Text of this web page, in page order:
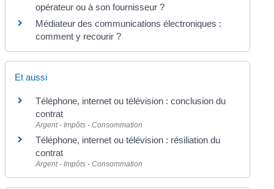
opérateur ou à son fournisseur ?
Médiateur des communications électroniques :
comment y recourir ?
Et aussi
Téléphone, internet ou télévision : conclusion du
contrat
Argent - Impôts - Consommation
Téléphone, internet ou télévision : résiliation du
contrat
Argent - Impôts - Consommation